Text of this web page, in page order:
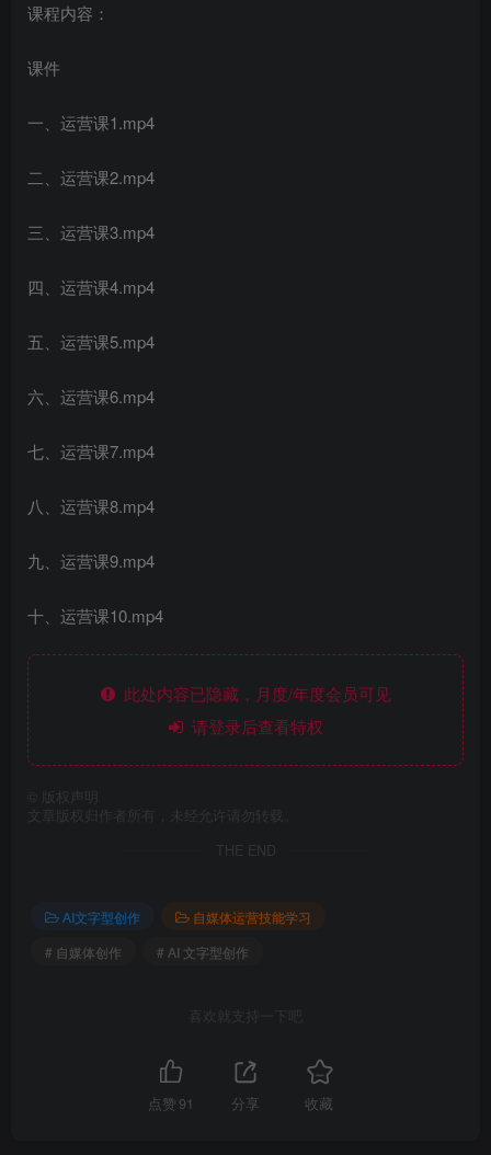
课程内容：
课件
一、运营课1.mp4
二、运营课2.mp4
三、运营课3.mp4
四、运营课4.mp4
五、运营课5.mp4
六、运营课6.mp4
七、运营课7.mp4
八、运营课8.mp4
九、运营课9.mp4
十、运营课10.mp4
此处内容已隐藏，月度/年度会员可见
请登录后查看特权
版权声明
文章版权归作者所有，未经允许请勿转载。
THE END
AI文字型创作
自媒体运营技能学习
# 自媒体创作
# AI 文字型创作
喜欢就支持一下吧
点赞 91 分享 收藏